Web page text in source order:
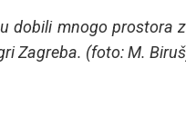
dobili mnogo prostora
Zagreba. (foto: M.